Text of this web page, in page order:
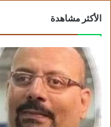
الأكثر مشاهدة